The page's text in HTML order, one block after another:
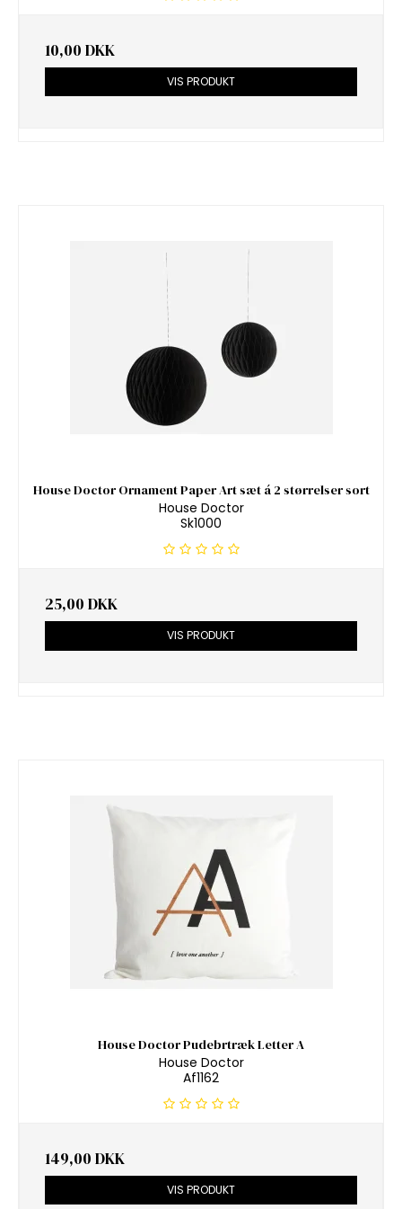
10,00 DKK
VIS PRODUKT
House Doctor Ornament Paper Art sæt á 2 størrelser sort
House Doctor
Sk1000
25,00 DKK
VIS PRODUKT
House Doctor Pudebrtræk Letter A
House Doctor
Af1162
149,00 DKK
VIS PRODUKT